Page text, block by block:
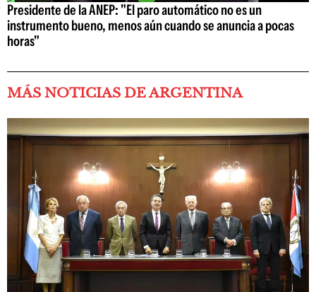
Presidente de la ANEP: "El paro automático no es un
instrumento bueno, menos aún cuando se anuncia a pocas
horas"
MÁS NOTICIAS DE ARGENTINA